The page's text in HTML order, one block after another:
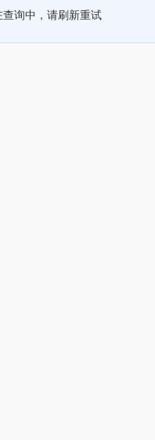
查询中，请刷新重试